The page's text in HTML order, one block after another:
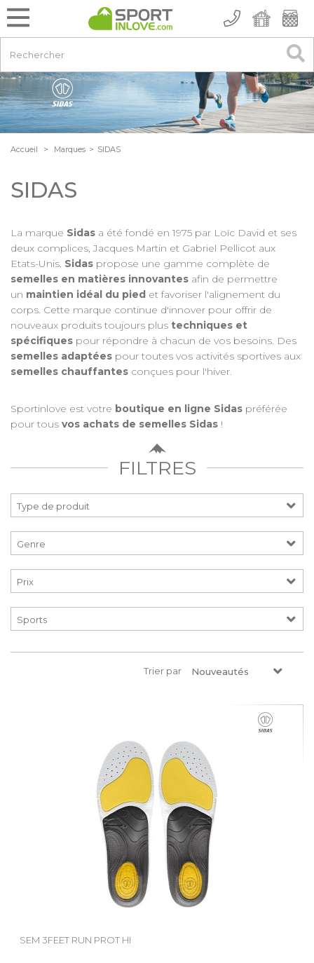
Accueil > Marques > SIDAS
SIDAS
La marque Sidas a été fondé en 1975 par Loïc David et ses
deux complices, Jacques Martin et Gabriel Pellicot aux
Etats-Unis. Sidas propose une gamme complète de
semelles en matières innovantes afin de permettre
un maintien idéal du pied et favoriser l'alignement du
corps. Cette marque continue d'innover pour offrir de
nouveaux produits toujours plus techniques et
spécifiques pour répondre à chacun de vos besoins. Des
semelles adaptées pour toutes vos activités sportives aux
semelles chauffantes conçues pour l'hiver.
Sportinlove est votre boutique en ligne Sidas préférée
pour tous vos achats de semelles Sidas !
FILTRES
Prix
Trier par Nouveautés
SEM 3FEET RUN PROT HI